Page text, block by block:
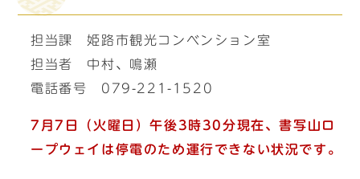
担当課 姫路市観光コンベンション室
担当者 中村、鳴瀬
電話番号 079-221-1520
7 月7日（火曜日）午後3時30分現在、書写山ロ
ープウェイは停電のため運行できない状況です。